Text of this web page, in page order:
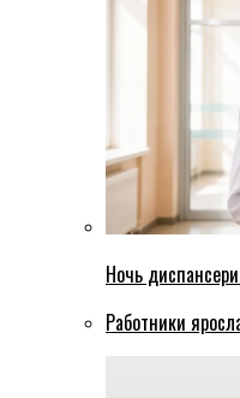
Ночь
Работники